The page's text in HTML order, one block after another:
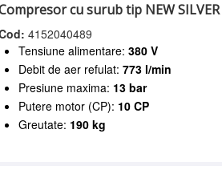
cu surub tip NEW
4152040489
Tensiune alimentare:380 V
Debit de aer refulat:773 l/min
Presiune maxima: 13 bar
Putere motor (CP): 10 CP
Greutate: 190 kg